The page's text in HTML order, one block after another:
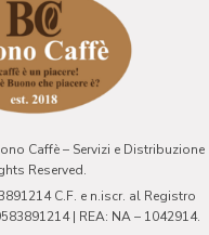
Caffè – Servizi e Distribuzione
Reserved.
C.F. e n.iscr. al Registro
| REA: NA – 1042914.